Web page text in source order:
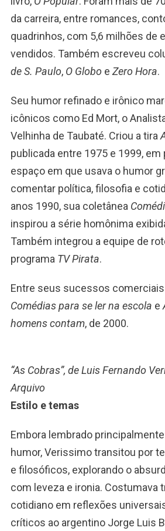
da carreira, entre romances,
quadrinhos, com 5,6 milhões de
vendidos. Também escreveu
de S. Paulo, O Globo e Zero Hora.
Seu humor refinado e irônico
icônicos como Ed Mort, o
Velhinha de Taubaté. Criou a tira
publicada entre 1975 e 1999, em
espaço em que usava o humor
comentar política, filosofia e
anos 1990, sua coletânea
inspirou a série homônima
Também integrou a equipe de
programa TV Pirata.
Entre seus sucessos
Comédias para se ler na escola e
homens contam, de 2000.
“As Cobras”, de Luis Fernando
Arquivo
Estilo e temas
Embora lembrado
humor, Verissimo transitou por
e filosóficos, explorando o
com leveza e ironia. Costumava
cotidiano em reflexões
críticos ao argentino Jorge Luis